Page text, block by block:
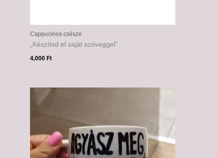
Cappucinos csésze
„Készítsd el saját szöveggel”
4,000 Ft